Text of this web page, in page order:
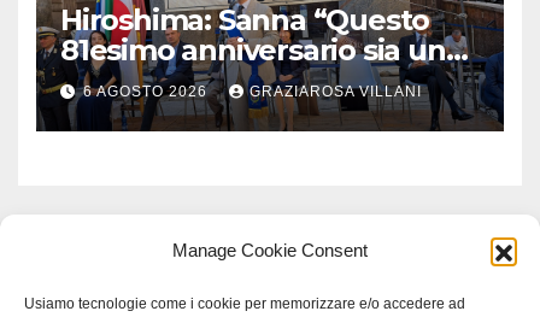
Manage Cookie Consent
Usiamo tecnologie come i cookie per memorizzare e/o accedere ad
Hiroshima: Sanna “Questo
81esimo anniversario sia un
monito per tutti”
6 AGOSTO 2026 GRAZIAROSA VILLANI